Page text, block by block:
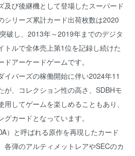
及び後継機として登場したスーパード
シリーズ累計カード出荷枚数は2020
破し、2013年～2019年までのデジタ
トルで全体売上第1位を記録し続けた
アーケードゲームです。
イバーズの稼働開始に伴い2024年11
が、コレクション性の高さ、SDBHモ
してゲームを楽しめることもあり、
カードとなっています。
）と呼ばれる原作を再現したカード
各弾のアルティメットレアやSECのカ